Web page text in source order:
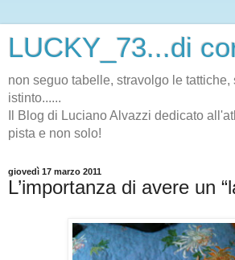
LUCKY_73...di
non seguo tabelle, stravolgo le
istinto......
Il Blog di Luciano Alvazzi dedicato
pista e non solo!
giovedì 17 marzo 2011
L’importanza di avere un